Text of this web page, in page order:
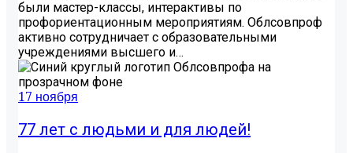
были мастер-классы, интерактивы по
профориентационным мероприятиям. Облсовпроф
активно сотрудничает с образовательными
учреждениями высшего и…
17 ноября
77 лет с людьми и для людей!